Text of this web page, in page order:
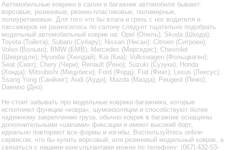
Автомобильные коврики в салон и багажник автомобиля бывают:
ворсовые, резиновые, резино-пластиковые, полимерные,
полиуретановые. Для того что бы влага и грязь с ног водителя и
пассажиров не разносилось по салону следует тщательно подобрать
модельный автомобильный коврик на: Opel (Опель); Skoda (Шкода);
Toyota (Тойота); Subaru (Субару); Nissan (Нисан); Citroen (Ситроен);
Volvo (Вольво); BMW (БМВ); Mercedes (Мерседес); Chevrolet
(Шевродле); Hyundai (Хюндай); Kia (Киа); Volkswagen (Фольцваген);
Seat (Сиат); Chery (Чери); Renault (Рено); Suzuki (Сузуки); Honda
(Хонда); Mitsubishi (Мицубиси); Ford (Форд); Fiat (Фиат); Lexus (Лексус);
Ssang Yong (Санйонг); Audi (Ауди); Mazda (Мазда); Peugeot (Пежо);
Daewoo (Део).
Не стоит забывать про модельные коврики багажника, которые
исполняют функции «ковра», шумоизоляции и способствуют более
надежному закреплению груза, обычно коврик в багажник оснащены
дополнительными «шипами» фиксации и имеют высокий борт,
идеально повторяют все формы и изгибы. Воспользуйтесь online-
сервисом, что бы купить ворсовый, или резиновый модельный коврик, а
связаться с нашими консультантами можно по телефону: (067) 432-53-